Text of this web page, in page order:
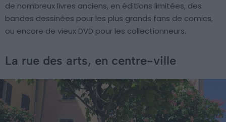
de nombreux livres anciens, en éditions limitées, des
bandes dessinées pour les plus grands fans de comics,
ou encore de vieux DVD pour les collectionneurs.
La rue des arts, en centre-ville